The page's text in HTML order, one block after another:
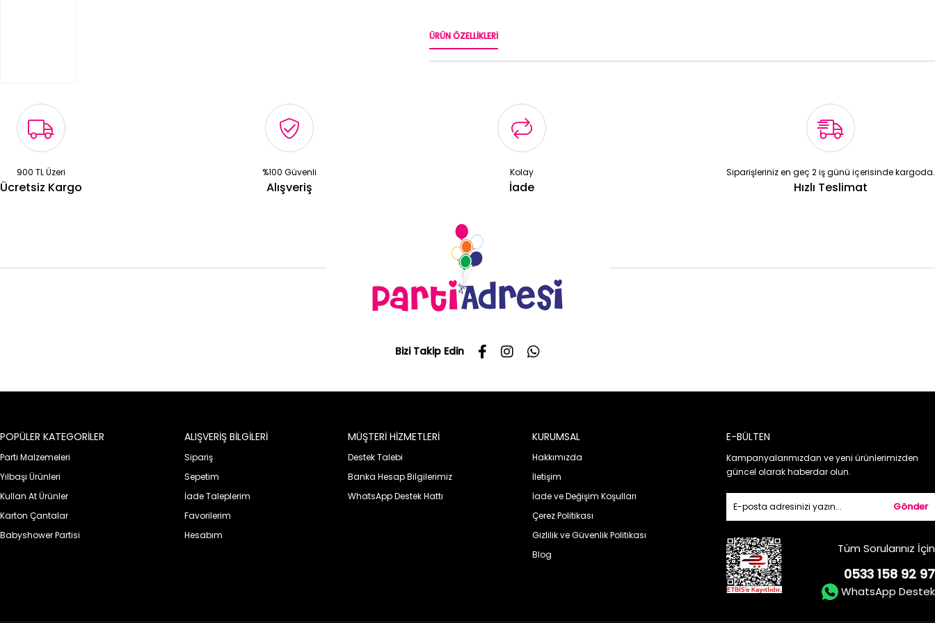
ÜRÜN ÖZELLIKLERI
900 TL Üzeri
Ücretsiz Kargo
%100 Güvenli
Alışveriş
Kolay
İade
Siparişleriniz en geç 2 iş günü içerisinde kargoda.
Hızlı Teslimat
Bizi Takip Edin
POPÜLER KATEGORİLER
Parti Malzemeleri
Yılbaşı Ürünleri
Kullan At Ürünler
Karton Çantalar
Babyshower Partisi
ALIŞVERİŞ BİLGİLERİ
Sipariş
Sepetim
İade Taleplerim
Favorilerim
Hesabım
MÜŞTERİ HİZMETLERİ
Destek Talebi
Banka Hesap Bilgilerimiz
WhatsApp Destek Hattı
KURUMSAL
Hakkımızda
İletişim
İade ve Değişim Koşulları
Çerez Politikası
Gizlilik ve Güvenlik Politikası
Blog
E-BÜLTEN
Kampanyalarımızdan ve yeni ürünlerimizden
güncel olarak haberdar olun.
Gönder
Tüm Sorularınız İçin
0533 158 92 97
WhatsApp Destek